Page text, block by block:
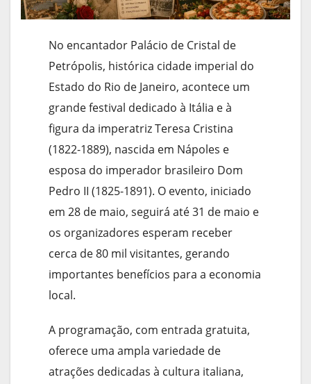
No encantador Palácio de Cristal de
Petrópolis, histórica cidade imperial do
Estado do Rio de Janeiro, acontece um
grande festival dedicado à Itália e à
figura da imperatriz Teresa Cristina
(1822-1889), nascida em Nápoles e
esposa do imperador brasileiro Dom
Pedro II (1825-1891). O evento, iniciado
em 28 de maio, seguirá até 31 de maio e
os organizadores esperam receber
cerca de 80 mil visitantes, gerando
importantes benefícios para a economia
local.
A programação, com entrada gratuita,
oferece uma ampla variedade de
atrações dedicadas à cultura italiana,